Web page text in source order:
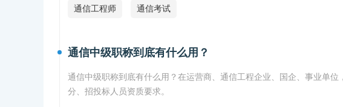
通信工程师 通信考试
通信中级职称到底有什么用？
通信中级职称到底有什么用？在运营商、通信工程企业、国企、事业单
分、招投标人员资质要求。